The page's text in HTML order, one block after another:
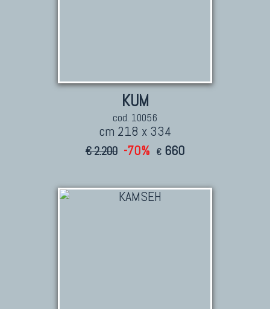
KUM
cod. 10056
cm 218 x 334
€ 2.200 -70% € 660